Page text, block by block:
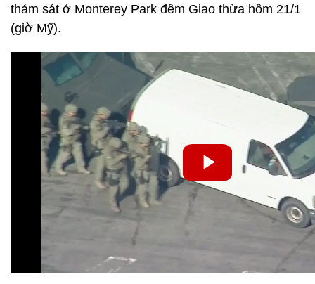
thảm sát ở Monterey Park đêm Giao thừa hôm 21/1
(giờ Mỹ).